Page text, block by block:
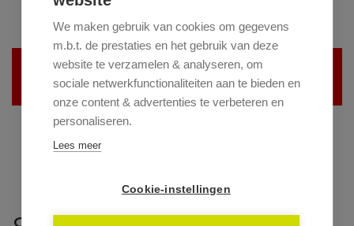
Helaas, dit pand is verhuurd
We maken gebruik van cookies om gegevens
m.b.t. de prestaties en het gebruik van deze
website te verzamelen & analyseren, om
sociale netwerkfunctionaliteiten aan te bieden en
onze content & advertenties te verbeteren en
personaliseren.
Lees meer
Cookie-instellingen